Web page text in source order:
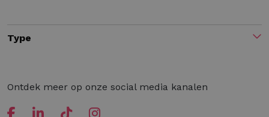
Type
Ontdek meer op onze social media kanalen